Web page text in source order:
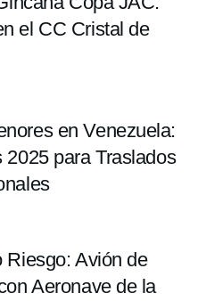
el CC Cristal de
en Venezuela:
para Traslados
Riesgo: Avión de
Aeronave de la